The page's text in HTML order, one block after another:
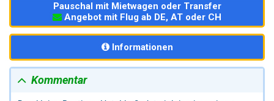
Pauschal mit Mietwagen oder Transfer
Angebot mit Flug ab DE, AT oder CH
Informationen
Kommentar